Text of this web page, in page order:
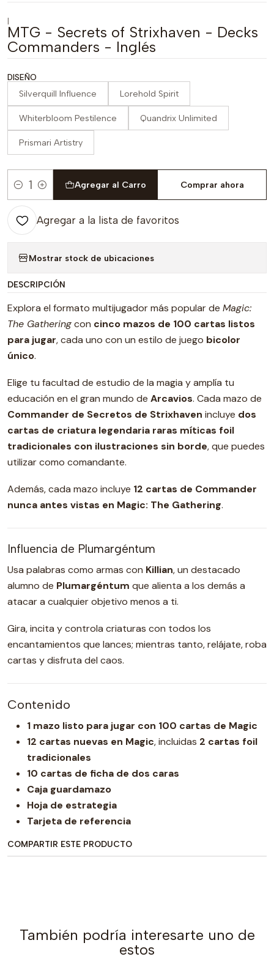
|
MTG - Secrets of Strixhaven - Decks
Commanders - Inglés
DISEÑO
Silverquill Influence Lorehold Spirit
Whiterbloom Pestilence Quandrix Unlimited
Prismari Artistry
Cantidad
Agregar al Carro Comprar ahora
Agregar a la lista de favoritos
Mostrar stock de ubicaciones
DESCRIPCIÓN
Explora el formato multijugador más popular de Magic:
The Gatheringcon cinco mazos de 100 cartas listos
para jugar, cada uno con un estilo de juego bicolor
único.
Elige tu facultad de estudio de la magia y amplía tu
educación en el gran mundo de Arcavios. Cada mazo de
Commander de Secretos de Strixhaven incluye dos
cartas de criatura legendaria raras míticas foil
tradicionales con ilustraciones sin borde, que puedes
utilizar como comandante.
Además, cada mazo incluye 12 cartas de Commander
nunca antes vistas en Magic: The Gathering.
Influencia de Plumargéntum
Usa palabras como armas con Killian, un destacado
alumno de Plumargéntum que alienta a los demás a
atacar a cualquier objetivo menos a ti.
Gira, incita y controla criaturas con todos los
encantamientos que lances; mientras tanto, relájate, roba
cartas y disfruta del caos.
Contenido
1 mazo listo para jugar con 100 cartas de Magic
12 cartas nuevas en Magic, incluidas 2 cartas foil
tradicionales
10 cartas de ficha de dos caras
Caja guardamazo
Hoja de estrategia
Tarjeta de referencia
COMPARTIR ESTE PRODUCTO
También podría interesarte uno de
estos